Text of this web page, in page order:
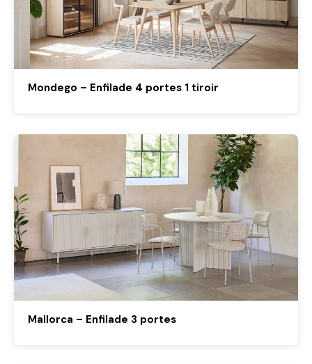
Mondego – Enfilade 4 portes 1 tiroir
Mallorca – Enfilade 3 portes